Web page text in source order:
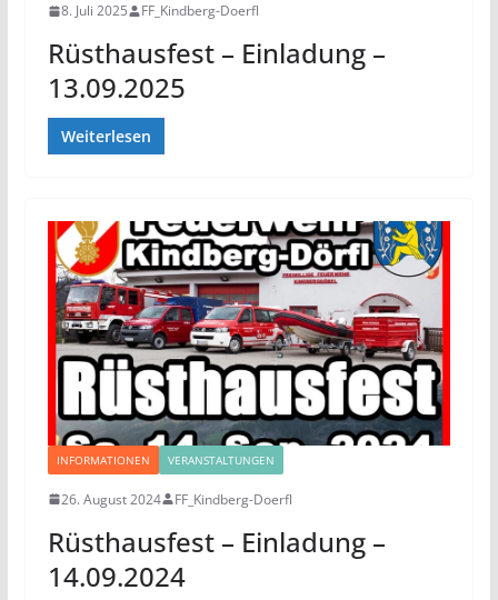
8. Juli 2025 FF_Kindberg-Doerfl
Rüsthausfest – Einladung –
13.09.2025
Weiterlesen
INFORMATIONEN VERANSTALTUNGEN
26. August 2024 FF_Kindberg-Doerfl
Rüsthausfest – Einladung –
14.09.2024